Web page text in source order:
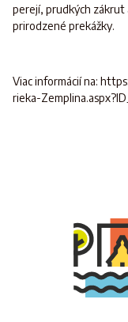
perejí, prudkých zákrut
prirodzené prekážky.
Viac informácií na:
rieka-